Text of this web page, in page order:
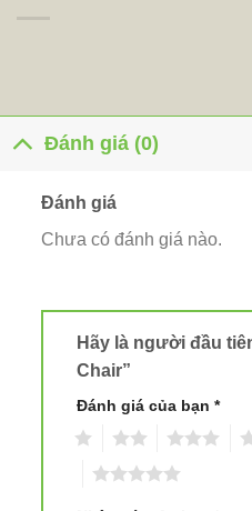
Đánh giá (0)
Đánh giá
Chưa có đánh giá nào.
Hãy là người đầu
Chair”
Đánh giá của bạn *